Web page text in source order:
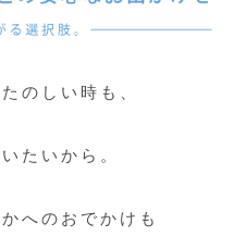
のしい時も、
たいから。
へのおでかけも